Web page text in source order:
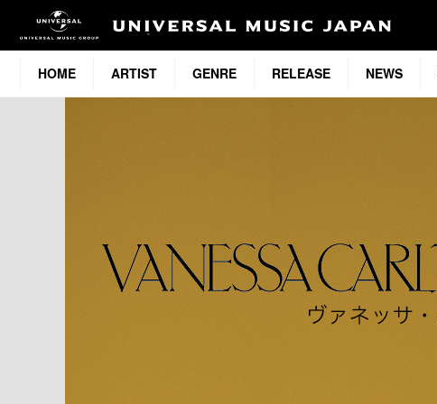
HOME ARTIST GENRE RELEASE NEWS